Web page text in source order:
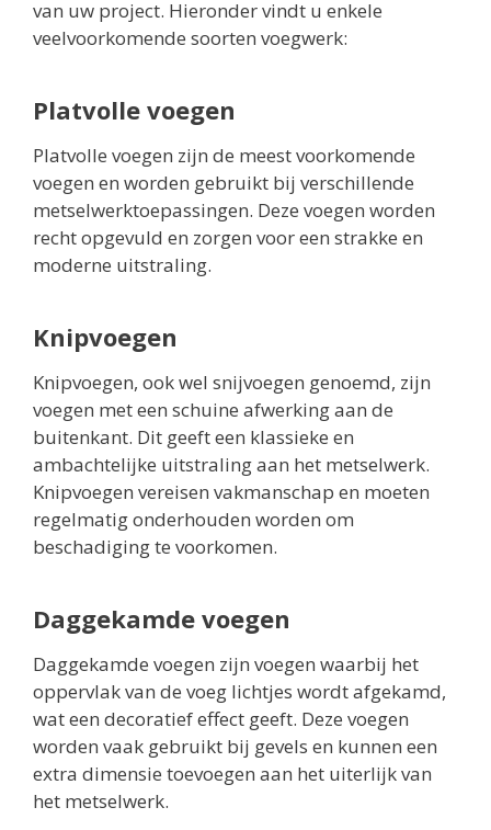
van uw project. Hieronder vindt u enkele
veelvoorkomende soorten voegwerk:
Platvolle voegen
Platvolle voegen zijn de meest voorkomende
voegen en worden gebruikt bij verschillende
metselwerktoepassingen. Deze voegen worden
recht opgevuld en zorgen voor een strakke en
moderne uitstraling.
Knipvoegen
Knipvoegen, ook wel snijvoegen genoemd, zijn
voegen met een schuine afwerking aan de
buitenkant. Dit geeft een klassieke en
ambachtelijke uitstraling aan het metselwerk.
Knipvoegen vereisen vakmanschap en moeten
regelmatig onderhouden worden om
beschadiging te voorkomen.
Daggekamde voegen
Daggekamde voegen zijn voegen waarbij het
oppervlak van de voeg lichtjes wordt afgekamd,
wat een decoratief effect geeft. Deze voegen
worden vaak gebruikt bij gevels en kunnen een
extra dimensie toevoegen aan het uiterlijk van
het metselwerk.